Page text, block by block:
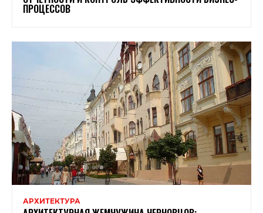
ПРОЦЕССОВ
АРХИТЕКТУРА